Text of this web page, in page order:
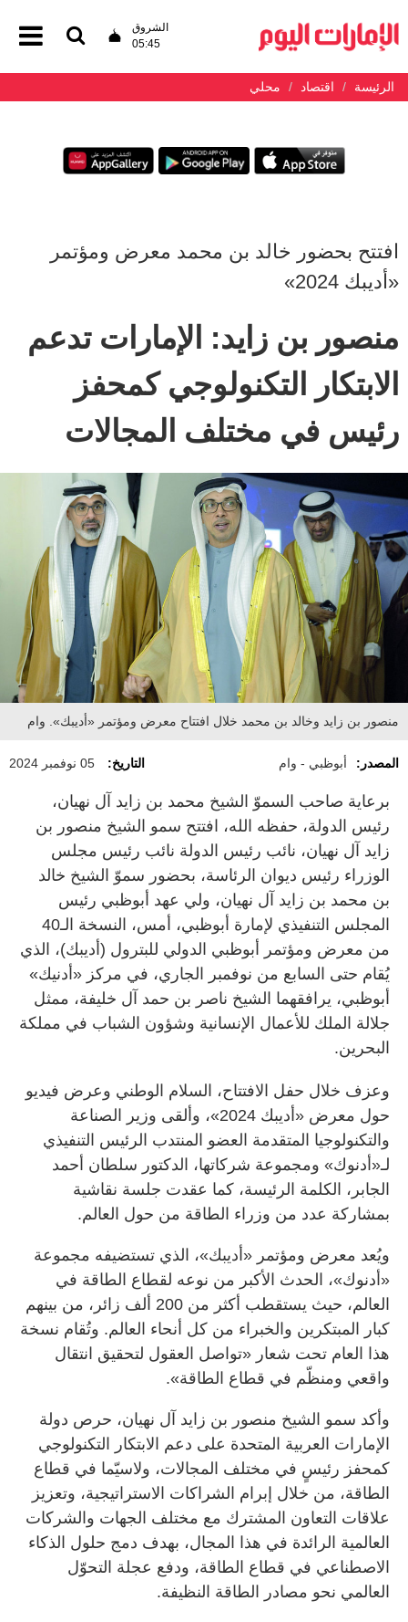
الشروق
05:45
الرئيسة اقتصاد محلي
افتتح بحضور خالد بن محمد معرض ومؤتمر
«أديبك 2024»
منصور بن زايد: الإمارات تدعم
الابتكار التكنولوجي كمحفز
رئيس في مختلف المجالات
منصور بن زايد وخالد بن محمد خلال افتتاح معرض ومؤتمر «أديبك». وام
المصدر: أبوظبي - وام التاريخ: 05 نوفمبر 2024
برعاية صاحب السموّ الشيخ محمد بن زايد آل نهيان،
رئيس الدولة، حفظه الله، افتتح سمو الشيخ منصور بن
زايد آل نهيان، نائب رئيس الدولة نائب رئيس مجلس
الوزراء رئيس ديوان الرئاسة، بحضور سموّ الشيخ خالد
بن محمد بن زايد آل نهيان، ولي عهد أبوظبي رئيس
المجلس التنفيذي لإمارة أبوظبي، أمس، النسخة الـ40
من معرض ومؤتمر أبوظبي الدولي للبترول (أديبك)، الذي
يُقام حتى السابع من نوفمبر الجاري، في مركز «أدنيك»
أبوظبي، يرافقهما الشيخ ناصر بن حمد آل خليفة، ممثل
جلالة الملك للأعمال الإنسانية وشؤون الشباب في مملكة
البحرين.
وعزف خلال حفل الافتتاح، السلام الوطني وعرض فيديو
حول معرض «أديبك 2024»، وألقى وزير الصناعة
والتكنولوجيا المتقدمة العضو المنتدب الرئيس التنفيذي
لـ«أدنوك» ومجموعة شركاتها، الدكتور سلطان أحمد
الجابر، الكلمة الرئيسة، كما عقدت جلسة نقاشية
بمشاركة عدد من وزراء الطاقة من حول العالم.
ويُعد معرض ومؤتمر «أديبك»، الذي تستضيفه مجموعة
«أدنوك»، الحدث الأكبر من نوعه لقطاع الطاقة في
العالم، حيث يستقطب أكثر من 200 ألف زائر، من بينهم
كبار المبتكرين والخبراء من كل أنحاء العالم. وتُقام نسخة
هذا العام تحت شعار «تواصل العقول لتحقيق انتقال
واقعي ومنظّم في قطاع الطاقة».
وأكد سمو الشيخ منصور بن زايد آل نهيان، حرص دولة
الإمارات العربية المتحدة على دعم الابتكار التكنولوجي
كمحفز رئيسٍ في مختلف المجالات، ولاسيّما في قطاع
الطاقة، من خلال إبرام الشراكات الاستراتيجية، وتعزيز
علاقات التعاون المشترك مع مختلف الجهات والشركات
العالمية الرائدة في هذا المجال، بهدف دمج حلول الذكاء
الاصطناعي في قطاع الطاقة، ودفع عجلة التحوّل
العالمي نحو مصادر الطاقة النظيفة.